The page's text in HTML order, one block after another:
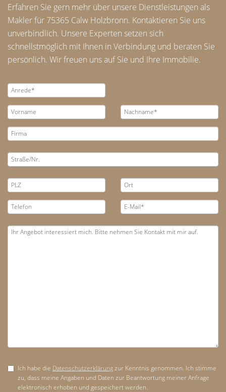
Erfahren Sie gern mehr über unsere Dienstleistungen als
Makler für 75365 Calw Holzbronn. Kontaktieren Sie uns
unverbindlich. Unsere Experten setzen sich
schnellstmöglich mit Ihnen in Verbindung und beraten Sie
persönlich. Wir freuen uns auf Sie und Ihre Immobilie.
Ich habe die Datenschutzerklärungzur Kenntnis genommen. Ich stimme
zu, dass meine Angaben und Daten zur Beantwortung meiner Anfrage
elektronisch erhoben und gespeichert werden.